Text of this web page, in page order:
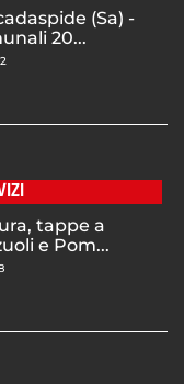
(Sa) -
20...
tappe a
e Pom...